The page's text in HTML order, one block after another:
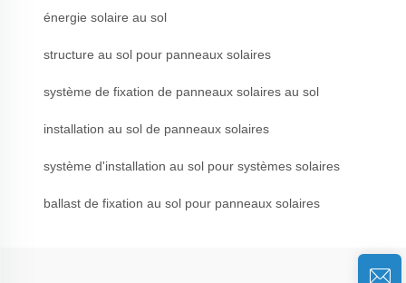
énergie solaire au sol
structure au sol pour panneaux solaires
système de fixation de panneaux solaires au sol
installation au sol de panneaux solaires
système d'installation au sol pour systèmes solaires
ballast de fixation au sol pour panneaux solaires